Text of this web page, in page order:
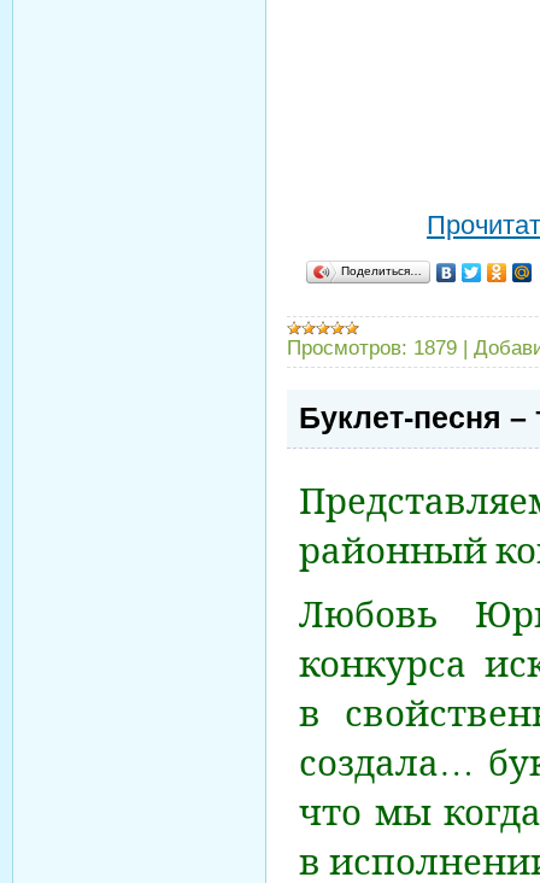
Поделиться…
Просмотров: 1879 |
Буклет-песня
районный
Любовь
конкурса
в
создала…
что мы
в